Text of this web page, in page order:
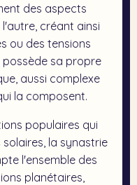
des aspects
créant ainsi
ou des tensions
possède sa propre
aussi complexe
la composent.
populaires qui
la synastrie
l'ensemble des
planétaires,